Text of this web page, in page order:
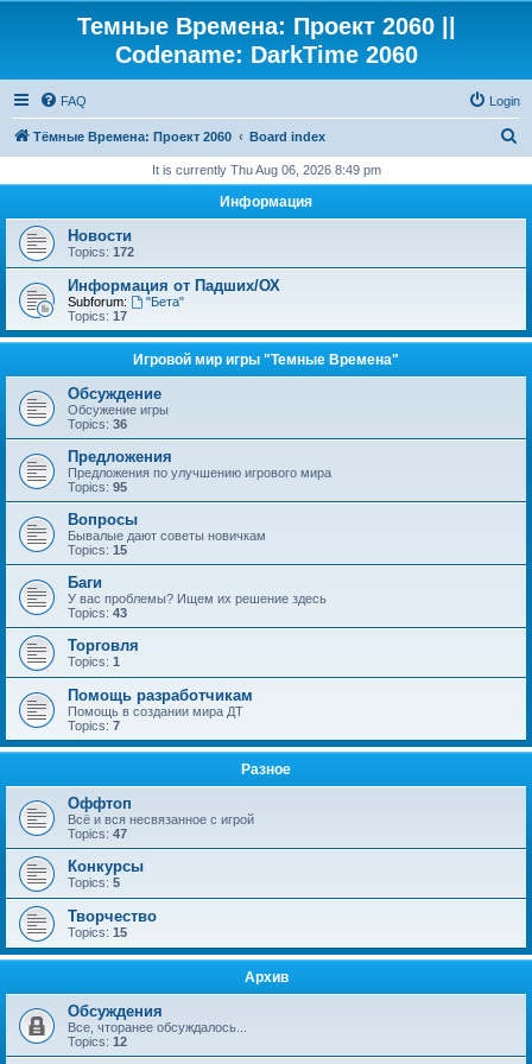
Темные Времена: Проект 2060 ||
Codename: DarkTime 2060
FAQ Login
Тёмные Времена: Проект 2060 Board index
r
It is currently Thu Aug 06, 2026 8:49 pm
Информация
Новости
Topics: 172
Информация от Падших/ОХ
Subforum:
"Бета"
Topics: 17
Игровой мир игры "Темные Времена"
Обсуждение
Обсужение игры
Topics: 36
Предложения
Предложения по улучшению игрового мира
Topics: 95
Вопросы
Бывалые дают советы новичкам
Topics: 15
Баги
У вас проблемы? Ищем их решение здесь
Topics: 43
Торговля
Topics: 1
Помощь разработчикам
Помощь в создании мира ДТ
Topics: 7
Разное
Оффтоп
Всё и вся несвязанное с игрой
Topics: 47
Конкурсы
Topics: 5
Творчество
Topics: 15
Архив
Обсуждения
Все, чторанее обсуждалось...
Topics: 12